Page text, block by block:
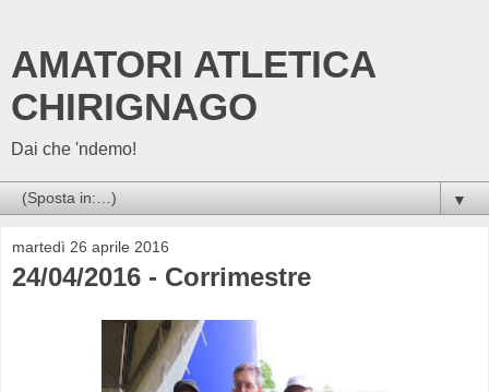
AMATORI ATLETICA
CHIRIGNAGO
Dai che 'ndemo!
▼
martedì 26 aprile 2016
24/04/2016 - Corrimestre